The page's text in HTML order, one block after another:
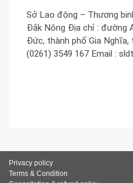
Sở Lao động – Thương
Đắk Nông Địa chỉ : đường
Đức, thành phố Gia
(0261) 3549 167 Email :
Privacy policy
Terms & Condition